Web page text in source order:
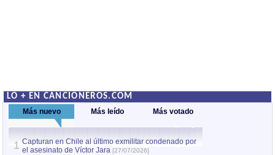
LO + EN CANCIONEROS.COM
Más nuevo Más leído Más votado
1 Capturan en Chile al último exmilitar condenado por
el asesinato de Víctor Jara [27/07/2026]